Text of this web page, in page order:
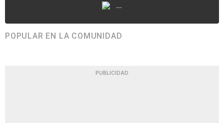
...
POPULAR EN LA COMUNIDAD
PUBLICIDAD